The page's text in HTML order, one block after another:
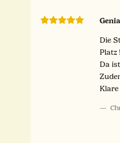
Die
Platz !
Da